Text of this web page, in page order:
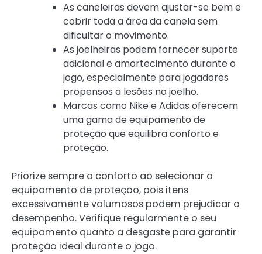
As caneleiras devem ajustar-se bem e
cobrir toda a área da canela sem
dificultar o movimento.
As joelheiras podem fornecer suporte
adicional e amortecimento durante o
jogo, especialmente para jogadores
propensos a lesões no joelho.
Marcas como Nike e Adidas oferecem
uma gama de equipamento de
proteção que equilibra conforto e
proteção.
Priorize sempre o conforto ao selecionar o
equipamento de proteção, pois itens
excessivamente volumosos podem prejudicar o
desempenho. Verifique regularmente o seu
equipamento quanto a desgaste para garantir
proteção ideal durante o jogo.